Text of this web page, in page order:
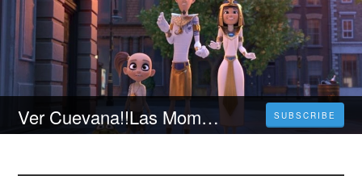
Ver Cuevana!!Las Momias Y El Anillo Perdido [2023] Online En Español Y Latino SUBSCRIBE